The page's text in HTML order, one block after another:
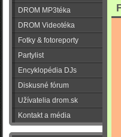
DROM MP3téka
DROM Videotéka
Fotky & fotoreporty
Partylist
Encyklopédia DJs
Diskusné fórum
Užívatelia drom.sk
Kontakt a média